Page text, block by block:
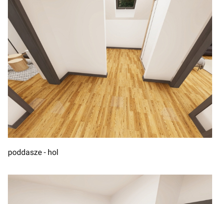
poddasze - hol